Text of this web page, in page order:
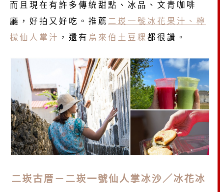
而且現在有許多傳統甜點、冰品、文青咖啡
廳，好拍又好吃。推薦 二崁一號冰花果汁、檸
檬仙人掌汁 ，還有 烏來伯土豆粿 都很讚。
二崁古厝－二崁一號仙人掌冰沙／冰花冰